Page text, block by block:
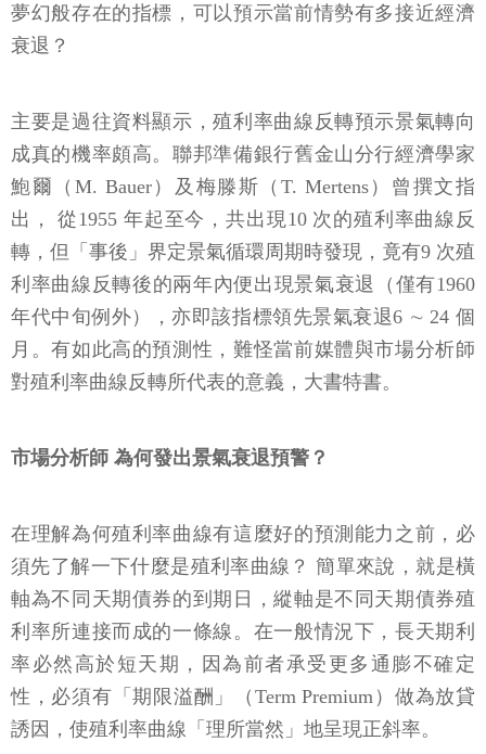
夢幻般存在的指標，可以預示當前情勢有多接近經濟
衰退？
主要是過往資料顯示，殖利率曲線反轉預示景氣轉向
成真的機率頗高。聯邦準備銀行舊金山分行經濟學家
鮑爾（M. Bauer）及梅滕斯（T. Mertens）曾撰文指
出， 從1955 年起至今，共出現10 次的殖利率曲線反
轉，但「事後」界定景氣循環周期時發現，竟有9 次殖
利率曲線反轉後的兩年內便出現景氣衰退（僅有1960
年代中旬例外），亦即該指標領先景氣衰退6 ∼ 24 個
月。有如此高的預測性，難怪當前媒體與市場分析師
對殖利率曲線反轉所代表的意義，大書特書。
市場分析師 為何發出景氣衰退預警？
在理解為何殖利率曲線有這麼好的預測能力之前，必
須先了解一下什麼是殖利率曲線？ 簡單來說，就是橫
軸為不同天期債券的到期日，縱軸是不同天期債券殖
利率所連接而成的一條線。在一般情況下，長天期利
率必然高於短天期，因為前者承受更多通膨不確定
性，必須有「期限溢酬」（Term Premium）做為放貸
誘因，使殖利率曲線「理所當然」地呈現正斜率。